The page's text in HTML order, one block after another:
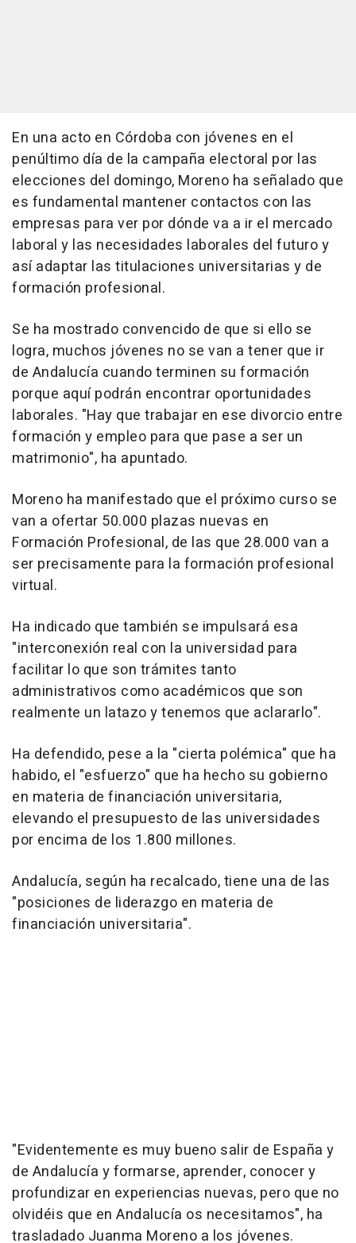
En una acto en Córdoba con jóvenes en el
penúltimo día de la campaña electoral por las
elecciones del domingo, Moreno ha señalado que
es fundamental mantener contactos con las
empresas para ver por dónde va a ir el mercado
laboral y las necesidades laborales del futuro y
así adaptar las titulaciones universitarias y de
formación profesional.
Se ha mostrado convencido de que si ello se
logra, muchos jóvenes no se van a tener que ir
de Andalucía cuando terminen su formación
porque aquí podrán encontrar oportunidades
laborales. "Hay que trabajar en ese divorcio entre
formación y empleo para que pase a ser un
matrimonio", ha apuntado.
Moreno ha manifestado que el próximo curso se
van a ofertar 50.000 plazas nuevas en
Formación Profesional, de las que 28.000 van a
ser precisamente para la formación profesional
virtual.
Ha indicado que también se impulsará esa
"interconexión real con la universidad para
facilitar lo que son trámites tanto
administrativos como académicos que son
realmente un latazo y tenemos que aclararlo".
Ha defendido, pese a la "cierta polémica" que ha
habido, el "esfuerzo" que ha hecho su gobierno
en materia de financiación universitaria,
elevando el presupuesto de las universidades
por encima de los 1.800 millones.
Andalucía, según ha recalcado, tiene una de las
"posiciones de liderazgo en materia de
financiación universitaria".
"Evidentemente es muy bueno salir de España y
de Andalucía y formarse, aprender, conocer y
profundizar en experiencias nuevas, pero que no
olvidéis que en Andalucía os necesitamos", ha
trasladado Juanma Moreno a los jóvenes.